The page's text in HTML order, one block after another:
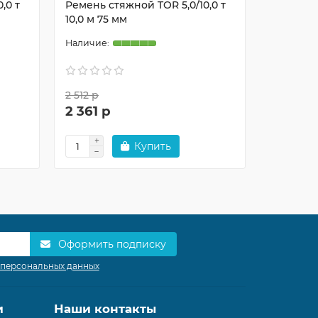
т
Ремень стяжной TOR 5,0/10,0 т
10,0 м 75 мм
2 512 р
2 361 р
Купить
Оформить подписку
данных
Наши контакты